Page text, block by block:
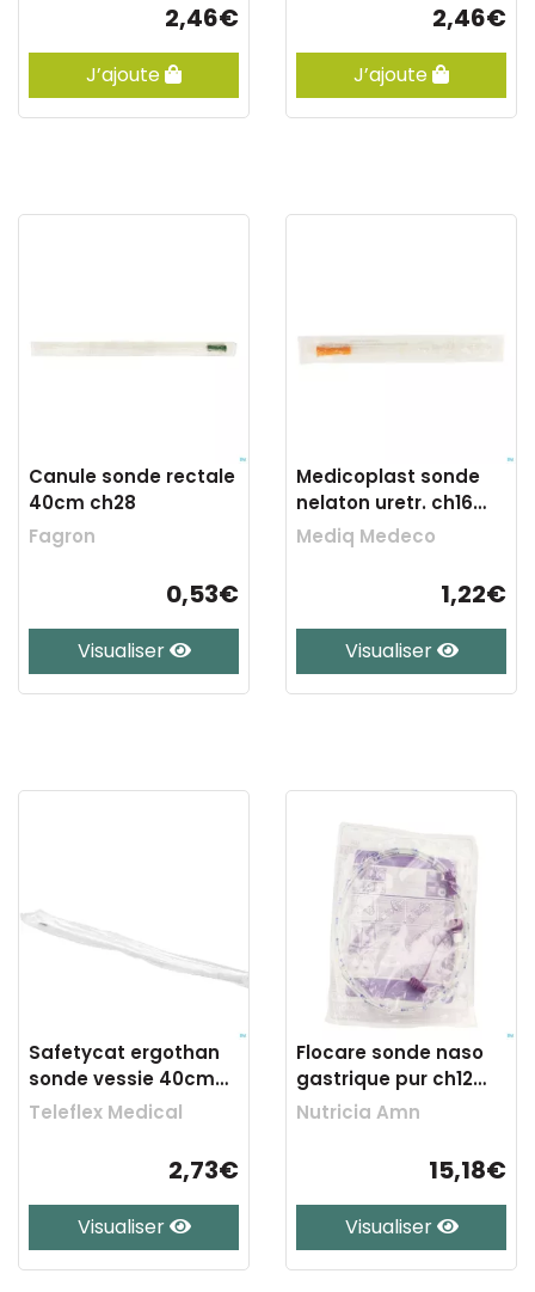
2,46€
J’ajoute
2,46€
J’ajoute
Canule sonde rectale
40cm ch28
Fagron
0,53€
Visualiser
Medicoplast sonde
nelaton uretr. ch16
20cm orange
Mediq Medeco
1,22€
Visualiser
Safetycat ergothan
sonde vessie 40cm
ch14 1 220822
Teleflex Medical
2,73€
Visualiser
Flocare sonde naso
gastrique pur ch12
110cm
Nutricia Amn
15,18€
Visualiser